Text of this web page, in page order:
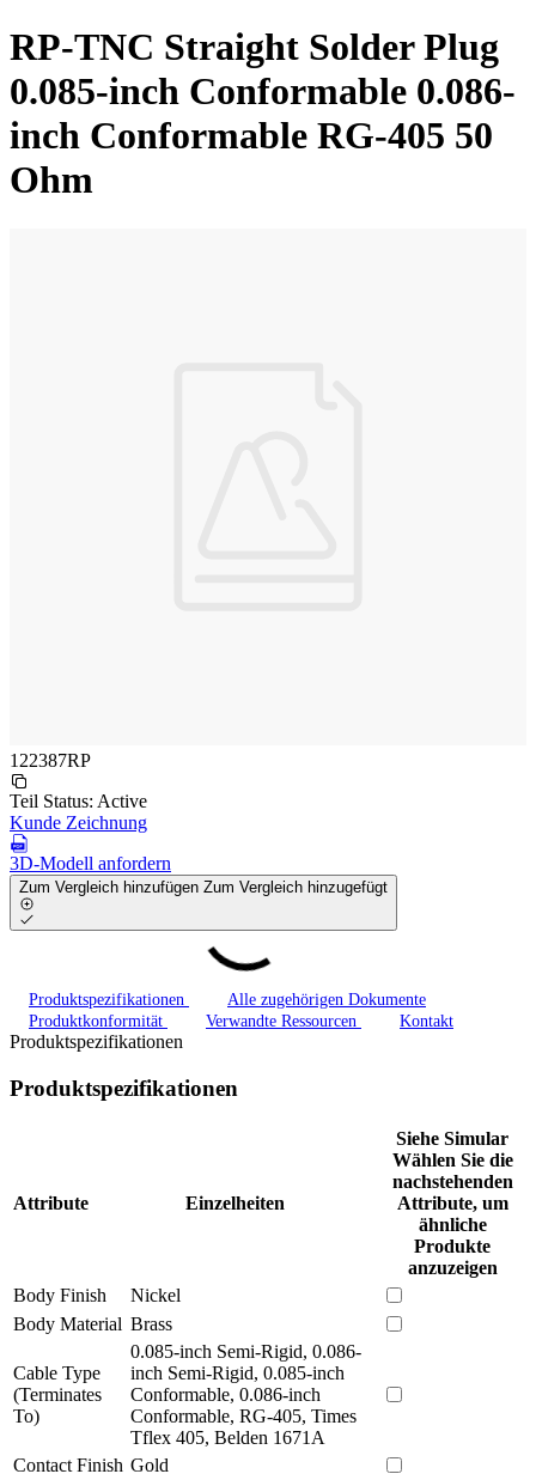
RP-TNC Straight Solder Plug
0.085-inch Conformable 0.086-
inch Conformable RG-405 50
Ohm
122387RP
Teil Status: Active
Kunde Zeichnung
3D-Modell anfordern
Zum Vergleich hinzufügen Zum Vergleich hinzugefügt
Produktspezifikationen
Alle zugehörigen Dokumente
Produktkonformität
Verwandte Ressourcen Kontakt
Produktspezifikationen
Produktspezifikationen
Attribute Einzelheiten
Siehe Simular
Wählen Sie die
nachstehenden
Attribute, um
ähnliche
Produkte
anzuzeigen
Body Finish
Nickel
Body Material Brass
Cable Type
(Terminates
To)
0.085-inch Semi-Rigid, 0.086-
inch Semi-Rigid, 0.085-inch
Conformable, 0.086-inch
Conformable, RG-405, Times
Tflex 405, Belden 1671A
Contact Finish Gold